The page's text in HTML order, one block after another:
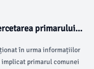
primarului
în urma informațiilor
implicat primarul comunei